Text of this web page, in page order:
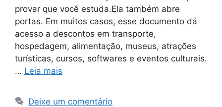
provar que você estuda.Ela também abre
portas. Em muitos casos, esse documento dá
acesso a descontos em transporte,
hospedagem, alimentação, museus, atrações
turísticas, cursos, softwares e eventos culturais.
… Leia mais
Deixe um comentário